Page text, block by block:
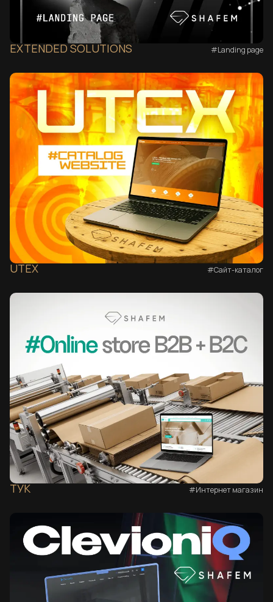
EXTENDED SOLUTIONS #Landing page
UTEX #Сайт-каталог
ТУК #Интернет магазин